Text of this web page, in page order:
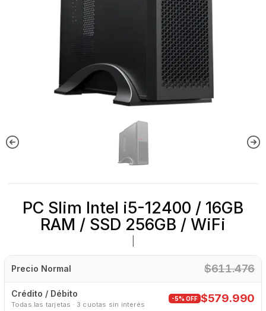
PC Slim Intel i5-12400 / 16GB
RAM / SSD 256GB / WiFi
Precio Normal $611.476
Crédito / Débito
Todas las tarjetas · 3 cuotas sin interés
-5% OFF $579.990